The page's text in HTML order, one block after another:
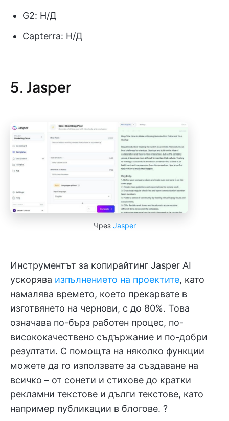
G2: Н/Д
Capterra: Н/Д
5. Jasper
Чрез Jasper
Инструментът за копирайтинг Jasper AI
ускорява изпълнението на проектите, като
намалява времето, което прекарвате в
изготвянето на чернови, с до 80%. Това
означава по-бърз работен процес, по-
висококачествено съдържание и по-добри
резултати. С помощта на няколко функции
можете да го използвате за създаване на
всичко – от сонети и стихове до кратки
рекламни текстове и дълги текстове, като
например публикации в блогове. ?